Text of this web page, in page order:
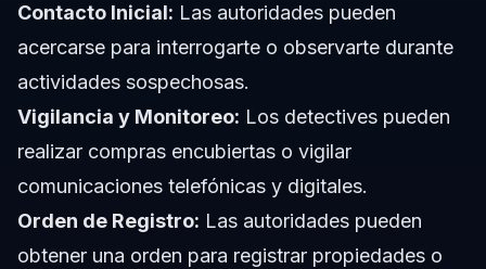
Contacto Inicial: Las autoridades pueden
acercarse para interrogarte o observarte durante
actividades sospechosas.
Vigilancia y Monitoreo: Los detectives pueden
realizar compras encubiertas o vigilar
comunicaciones telefónicas y digitales.
Orden de Registro: Las autoridades pueden
obtener una orden para registrar propiedades o